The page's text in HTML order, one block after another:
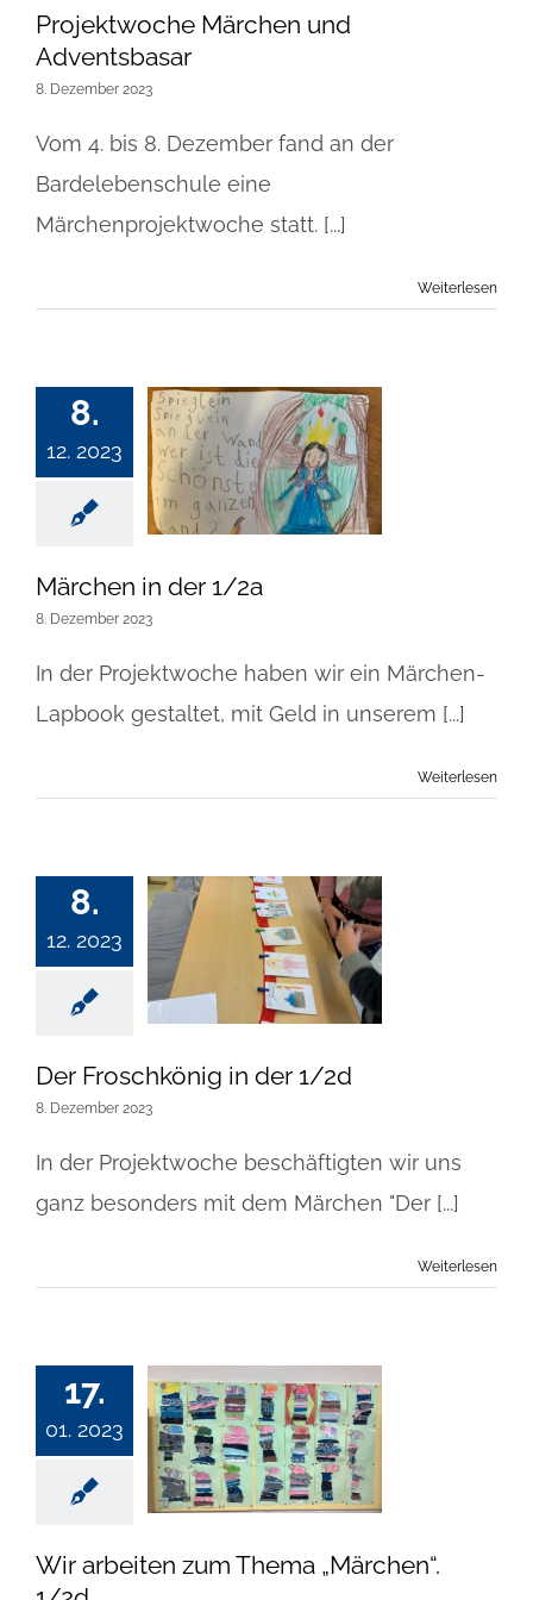
Projektwoche Märchen und
Adventsbasar
8. Dezember 2023
Vom 4. bis 8. Dezember fand an der
Bardelebenschule eine
Märchenprojektwoche statt. [...]
Weiterlesen
8.
12. 2023
Märchen in der
Märchen in der 1/2a
8. Dezember 2023
In der Projektwoche haben wir ein Märchen-
Lapbook gestaltet, mit Geld in unserem [...]
Weiterlesen
8.
12. 2023
Der Froschkönig
in der 1/2d
Der Froschkönig in der 1/2d
8. Dezember 2023
In der Projektwoche beschäftigten wir uns
ganz besonders mit dem Märchen "Der [...]
Weiterlesen
17.
01. 2023
Wir arbeiten
zum Thema
„Märchen“. 1/2d
Wir arbeiten zum Thema „Märchen“.